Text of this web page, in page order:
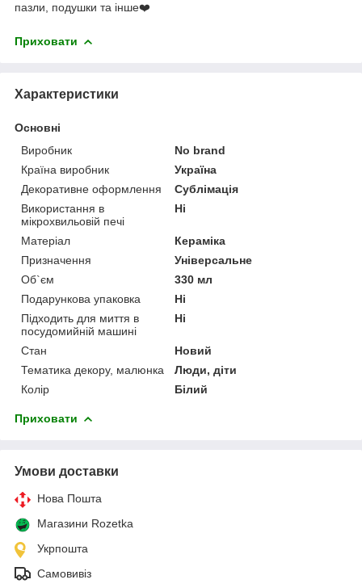
пазли, подушки та інше❤️
Приховати
Характеристики
Основні
Виробник
No brand
Країна виробник
Україна
Декоративне оформлення
Сублімація
Використання в
мікрохвильовій печі
Ні
Матеріал
Кераміка
Призначення
Універсальне
Об`єм
330 мл
Подарункова упаковка
Ні
Підходить для миття в
посудомийній машині
Ні
Стан
Новий
Тематика декору, малюнка
Люди, діти
Колір
Білий
Приховати
Умови доставки
Нова Пошта
Магазини Rozetka
Укрпошта
Самовивіз